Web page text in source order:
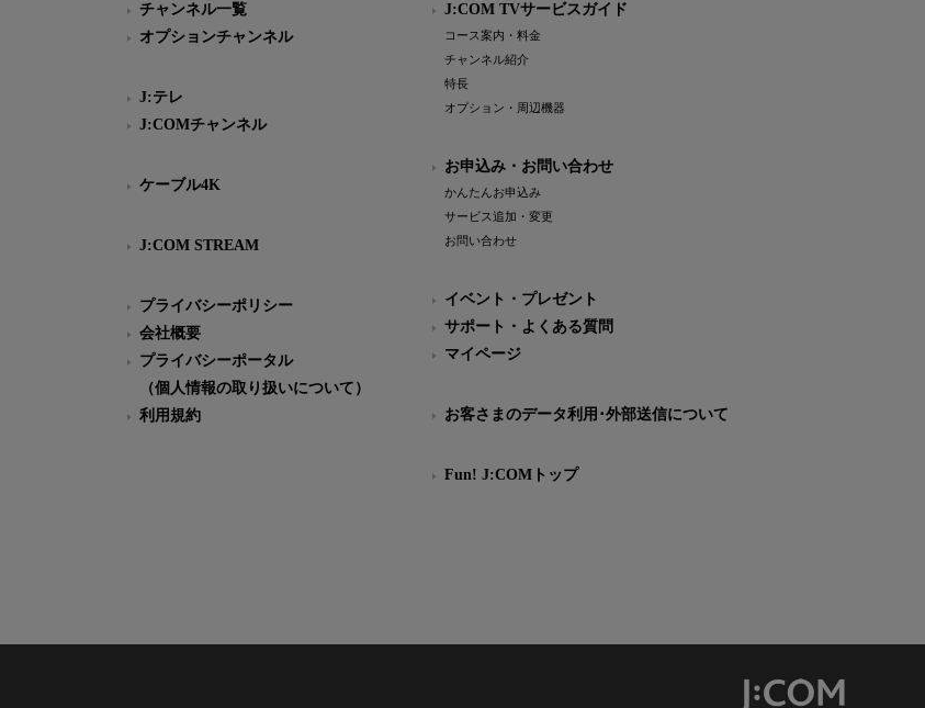
チャンネル一覧
オプションチャンネル
J:テレ
J:COMチャンネル
ケーブル4K
J:COM STREAM
プライバシーポリシー
会社概要
プライバシーポータル
（個人情報の取り扱いについて）
利用規約
J:COM TVサービスガイド
コース案内・料金
チャンネル紹介
特長
オプション・周辺機器
お申込み・お問い合わせ
かんたんお申込み
サービス追加・変更
お問い合わせ
イベント・プレゼント
サポート・よくある質問
マイページ
お客さまのデータ利用･外部送信について
Fun! J:COMトップ